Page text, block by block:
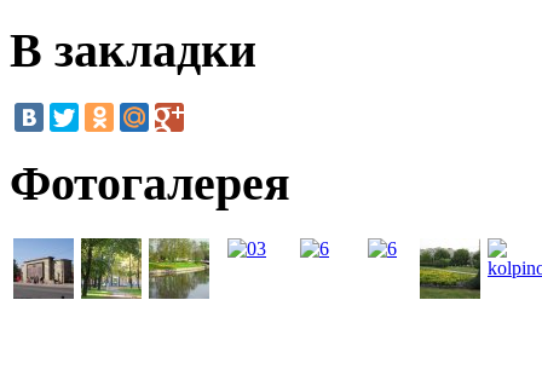
В закладки
Фотогалерея